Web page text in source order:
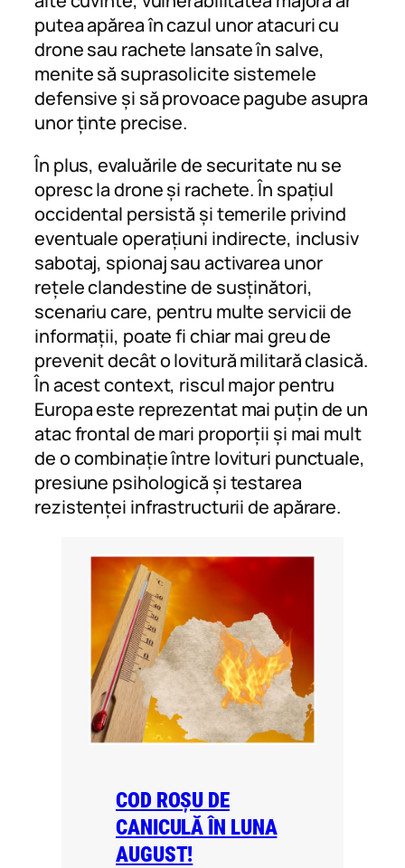
putea apărea în cazul unor atacuri cu
drone sau rachete lansate în salve,
menite să suprasolicite sistemele
defensive și să provoace pagube asupra
unor ținte precise.
În plus, evaluările de securitate nu se
opresc la drone și rachete. În spațiul
occidental persistă și temerile privind
eventuale operațiuni indirecte, inclusiv
sabotaj, spionaj sau activarea unor
rețele clandestine de susținători,
scenariu care, pentru multe servicii de
informații, poate fi chiar mai greu de
prevenit decât o lovitură militară clasică.
În acest context, riscul major pentru
Europa este reprezentat mai puțin de un
atac frontal de mari proporții și mai mult
de o combinație între lovituri punctuale,
presiune psihologică și testarea
rezistenței infrastructurii de apărare.
COD ROȘU DE
CANICULĂ ÎN LUNA
AUGUST!